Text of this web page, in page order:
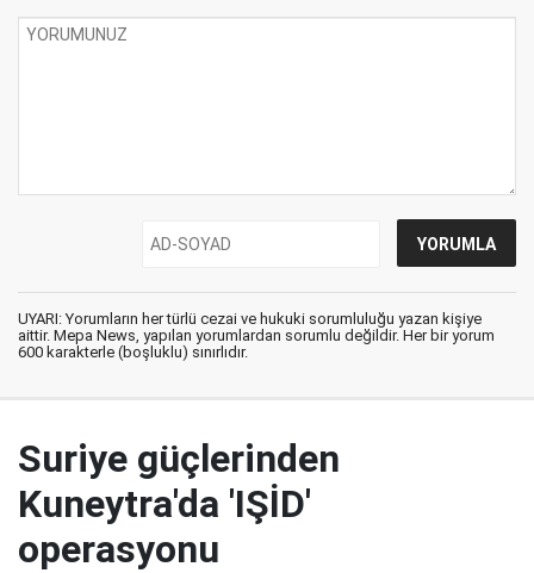
UYARI: Yorumların her türlü cezai ve hukuki sorumluluğu yazan kişiye
aittir. Mepa News, yapılan yorumlardan sorumlu değildir. Her bir yorum
600 karakterle (boşluklu) sınırlıdır.
Suriye güçlerinden
Kuneytra'da 'IŞİD'
operasyonu